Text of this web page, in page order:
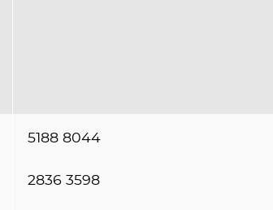
5188 8044
2836 3598